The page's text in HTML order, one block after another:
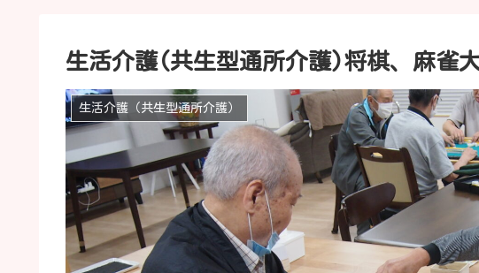
生活介護(共生型通所介護)将棋、麻雀
生活介護（共生型通所介護）